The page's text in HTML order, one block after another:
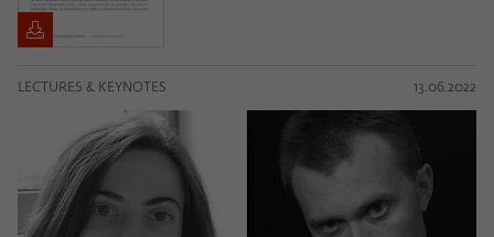
LECTURES & KEYNOTES 13.06.2022